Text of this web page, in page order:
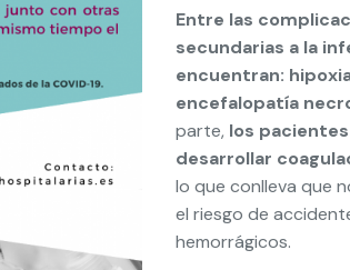
Entre las
secundarias a la
encuentran:
encefalopatía
parte, los
desarrollar
lo que conlleva que
el riesgo de
hemorrágicos.